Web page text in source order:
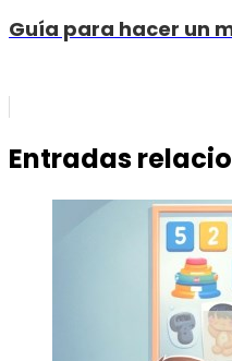
Guía para hacer un
Entradas